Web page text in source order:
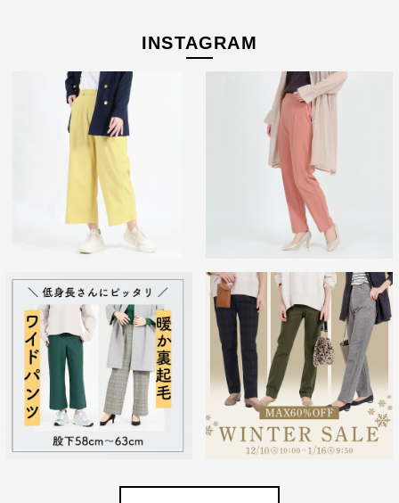
経験を積み重ねた人にしか分からない“本物のスタンダー
ド”があるとすればそれはこんな形なのかもしれません。忙
しい毎日をおくる全ての女性にもっと軽やかに、もっと自分
らしくオシャレを楽しんでいただければ嬉しいです。
美しく、はきやすく、長く使える
INSTAGRAM